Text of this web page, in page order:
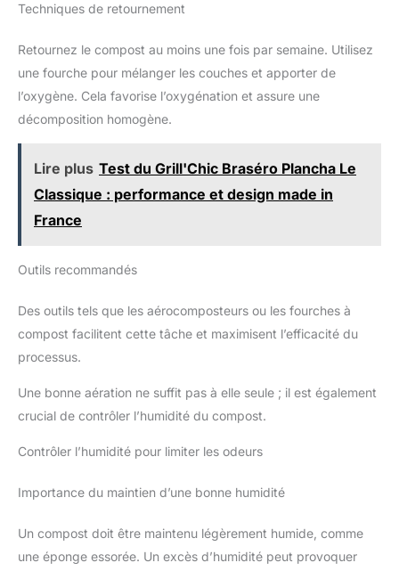
Techniques de retournement
Retournez le compost au moins une fois par semaine. Utilisez
une fourche pour mélanger les couches et apporter de
l’oxygène. Cela favorise l’oxygénation et assure une
décomposition homogène.
Lire plus Test du Grill'Chic Braséro Plancha Le
Classique : performance et design made in
France
Outils recommandés
Des outils tels que les aérocomposteurs ou les fourches à
compost facilitent cette tâche et maximisent l’efficacité du
processus.
Une bonne aération ne suffit pas à elle seule ; il est également
crucial de contrôler l’humidité du compost.
Contrôler l’humidité pour limiter les odeurs
Importance du maintien d’une bonne humidité
Un compost doit être maintenu légèrement humide, comme
une éponge essorée. Un excès d’humidité peut provoquer